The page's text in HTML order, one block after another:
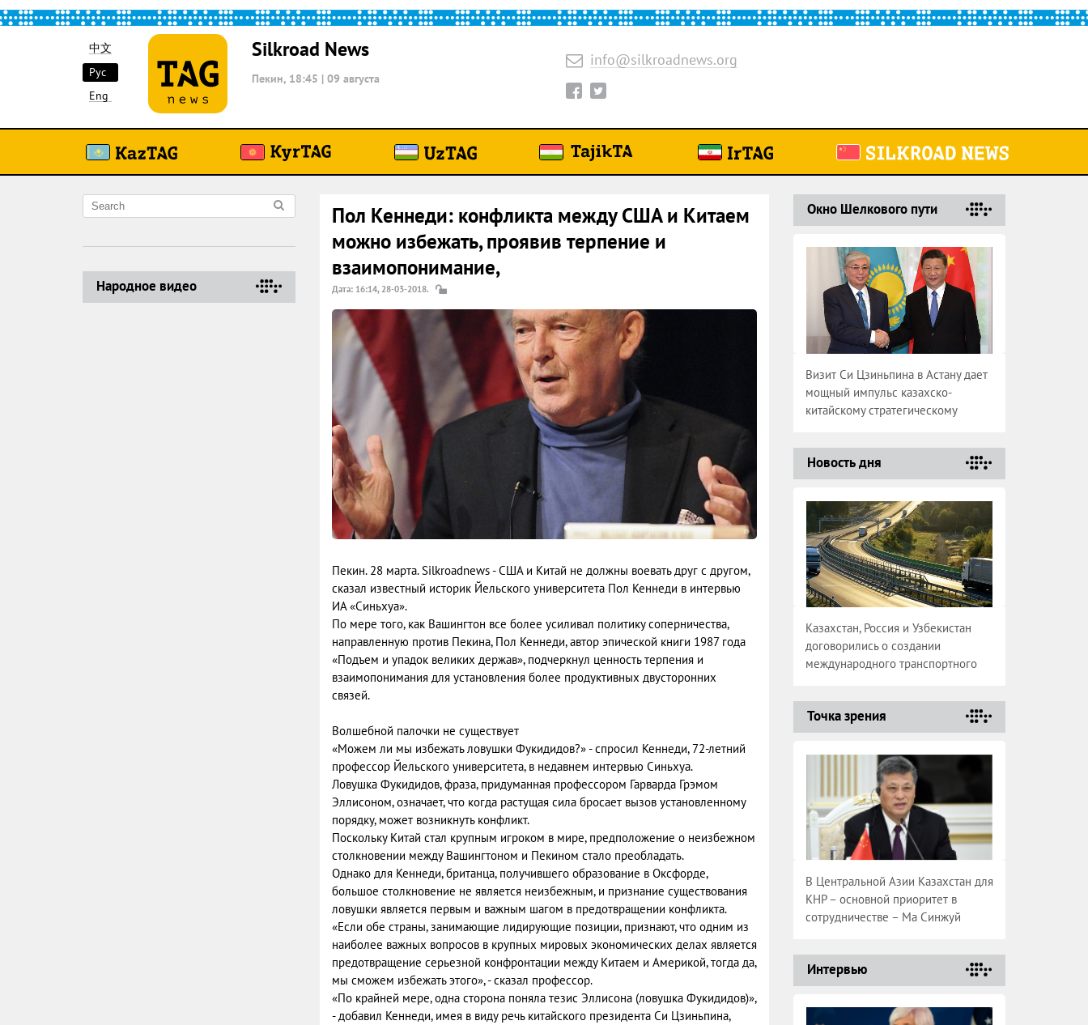
中文
Рус
Eng
Silkroad News
Пекин, 18:45 | 09 августа
info@silkroadnews.org
Народное видео
Пол Кеннеди: конфликта между США и Китаем
можно избежать, проявив терпение и
взаимопонимание,
Дата: 16:14, 28-03-2018.
Пекин. 28 марта. Silkroadnews - США и Китай не должны воевать друг с другом,
сказал известный историк Йельского университета Пол Кеннеди в интервью
ИА «Синьхуа».
По мере того, как Вашингтон все более усиливал политику соперничества,
направленную против Пекина, Пол Кеннеди, автор эпической книги 1987 года
«Подъем и упадок великих держав», подчеркнул ценность терпения и
взаимопонимания для установления более продуктивных двусторонних
связей.
Волшебной палочки не существует
«Можем ли мы избежать ловушки Фукидидов?» - спросил Кеннеди, 72-летний
профессор Йельского университета, в недавнем интервью Синьхуа.
Ловушка Фукидидов, фраза, придуманная профессором Гарварда Грэмом
Эллисоном, означает, что когда растущая сила бросает вызов установленному
порядку, может возникнуть конфликт.
Поскольку Китай стал крупным игроком в мире, предположение о неизбежном
столкновении между Вашингтоном и Пекином стало преобладать.
Однако для Кеннеди, британца, получившего образование в Оксфорде,
большое столкновение не является неизбежным, и признание существования
ловушки является первым и важным шагом в предотвращении конфликта.
«Если обе страны, занимающие лидирующие позиции, признают, что одним из
наиболее важных вопросов в крупных мировых экономических делах является
предотвращение серьезной конфронтации между Китаем и Америкой, тогда да,
мы сможем избежать этого», - сказал профессор.
«По крайней мере, одна сторона поняла тезис Эллисона (ловушка Фукидидов)»,
- добавил Кеннеди, имея в виду речь китайского президента Си Цзиньпина,
Окно Шелкового пути
Визит Си Цзиньпина в Астану дает
мощный импульс казахско-
китайскому стратегическому
Новость дня
Казахстан, Россия и Узбекистан
договорились о создании
международного транспортного
Точка зрения
В Центральной Азии Казахстан для
КНР – основной приоритет в
сотрудничестве – Ма Синжуй
Интервью